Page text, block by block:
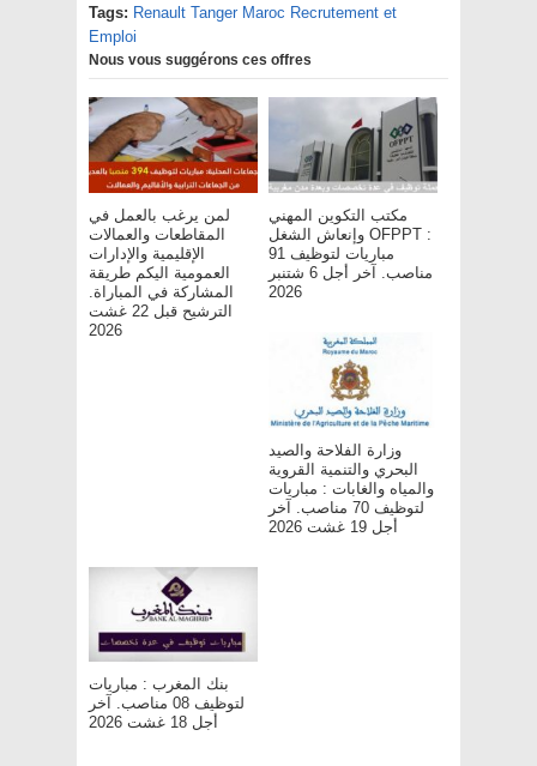
Tags: Renault Tanger Maroc Recrutement et
Emploi
Nous vous suggérons ces offres
لمن يرغب بالعمل في
المقاطعات والعمالات
الإقليمية والإدارات
العمومية اليكم طريقة
المشاركة في المباراة.
الترشيح قبل 22 غشت
2026
مكتب التكوين المهني
وإنعاش الشغل OFPPT :
مباريات لتوظيف 91
مناصب. آخر أجل 6 شتنبر
2026
وزارة الفلاحة والصيد
البحري والتنمية القروية
والمياه والغابات : مباريات
لتوظيف 70 مناصب. آخر
أجل 19 غشت 2026
بنك المغرب : مباريات
لتوظيف 08 مناصب. آخر
أجل 18 غشت 2026